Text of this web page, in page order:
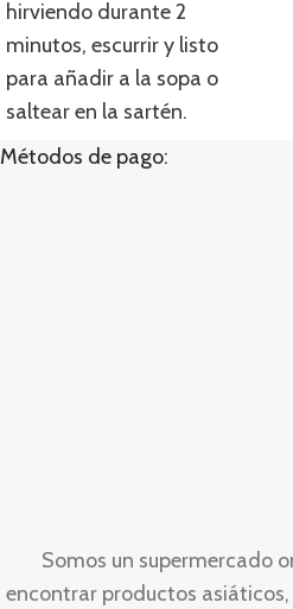
hirviendo durante 2
minutos, escurrir y listo
para añadir a la sopa o
saltear en la sartén.
Métodos de pago:
Somos un supermercado
encontrar productos asiáticos,